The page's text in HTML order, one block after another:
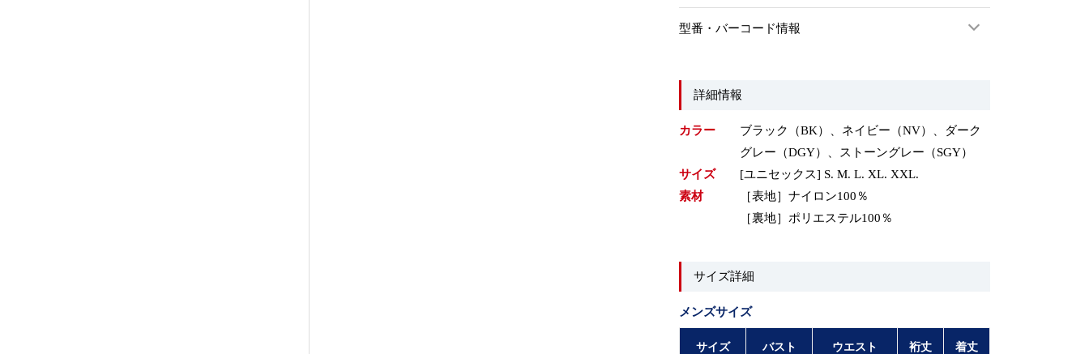
型番・バーコード情報
詳細情報
カラー
ブラック（BK）、ネイビー（NV）、ダーク
グレー（DGY）、ストーングレー（SGY）
サイズ
[ユニセックス] S. M. L. XL. XXL.
素材
［表地］ナイロン100％
［裏地］ポリエステル100％
サイズ詳細
メンズサイズ
サイズ バスト ウエスト 裄丈 着丈